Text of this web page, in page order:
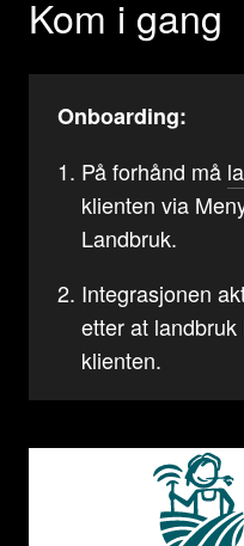
Kom i gang
Onboarding:
På forhånd må
klienten via
Landbruk.
Integrasjonen
etter at
klienten.